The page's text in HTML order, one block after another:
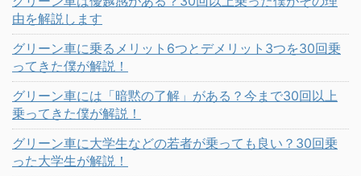
由を解説します
グリーン車に乗るメリット6つとデメリット3つを30回乗
ってきた僕が解説！
グリーン車には「暗黙の了解」がある？今まで30回以上
乗ってきた僕が解説！
グリーン車に大学生などの若者が乗っても良い？30回乗
った大学生が解説！